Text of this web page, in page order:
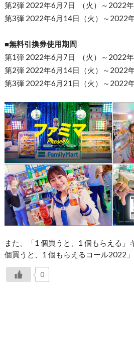
第2弾 2022年6月7日 （火）～2022年
第3弾 2022年6月14日（火）～2022
■無料引換券使用期間
第1弾 2022年6月7日 （火）～2022年
第2弾 2022年6月14日（火）～2022
第3弾 2022年6月21日（火）～2022
また、「1 個買うと、1 個もらえる
個買うと、1 個もらえるコール2022」
0